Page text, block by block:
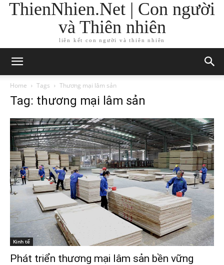
ThienNhien.Net | Con người
và Thiên nhiên
liên kết con người và thiên nhiên
Home Tags Thương mại lâm sản
Tag: thương mại lâm sản
Kinh tế
Phát triển thương mại lâm sản bền vững